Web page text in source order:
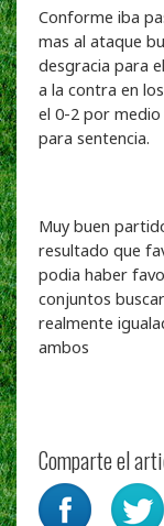
Conforme iba
mas al ataque
desgracia para
a la contra en
el 0-2 por
para sentencia.
Muy buen
resultado que
podia haber
conjuntos
realmente
ambos
Comparte el